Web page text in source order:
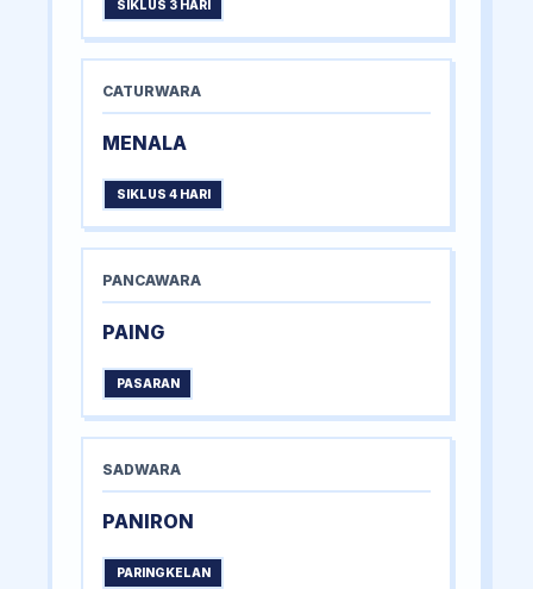
SIKLUS 3 HARI
CATURWARA
MENALA
SIKLUS 4 HARI
PANCAWARA
PAING
PASARAN
SADWARA
PANIRON
PARINGKELAN